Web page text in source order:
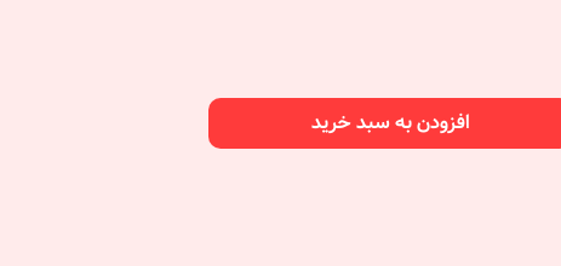
افزودن به سبد خرید